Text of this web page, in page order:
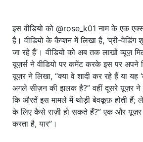
इस वीडियो को @rose_k01 नाम के एक
है। वीडियो के कैप्शन में लिखा है, ‘प्री-
जा रहे हैं’। वीडियो को अब तक लाखों व्यूज़
यूज़र्स ने वीडियो पर कमेंट करके इस पर अपने
यूज़र ने लिखा, “क्या वे शादी कर रहे हैं या यह
अगले सीज़न की झलक है?” वहीं दूसरे यूज़र ने
कि औरतें इस मामले में थोड़ी बेवकूफ़ होती हैं;
के लिए कैसे राज़ी हो सकते हैं?” एक और
करता है, यार”।